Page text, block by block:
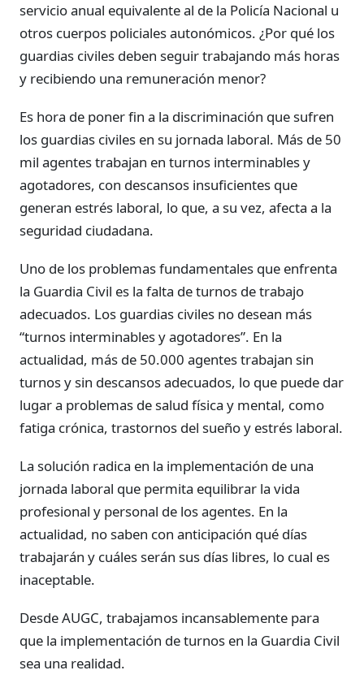
servicio anual equivalente al de la Policía Nacional u
otros cuerpos policiales autonómicos. ¿Por qué los
guardias civiles deben seguir trabajando más horas
y recibiendo una remuneración menor?
Es hora de poner fin a la discriminación que sufren
los guardias civiles en su jornada laboral. Más de 50
mil agentes trabajan en turnos interminables y
agotadores, con descansos insuficientes que
generan estrés laboral, lo que, a su vez, afecta a la
seguridad ciudadana.
Uno de los problemas fundamentales que enfrenta
la Guardia Civil es la falta de turnos de trabajo
adecuados. Los guardias civiles no desean más
“turnos interminables y agotadores”. En la
actualidad, más de 50.000 agentes trabajan sin
turnos y sin descansos adecuados, lo que puede dar
lugar a problemas de salud física y mental, como
fatiga crónica, trastornos del sueño y estrés laboral.
La solución radica en la implementación de una
jornada laboral que permita equilibrar la vida
profesional y personal de los agentes. En la
actualidad, no saben con anticipación qué días
trabajarán y cuáles serán sus días libres, lo cual es
inaceptable.
Desde AUGC, trabajamos incansablemente para
que la implementación de turnos en la Guardia Civil
sea una realidad.